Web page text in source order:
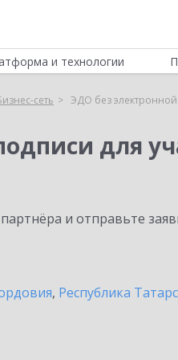
и технологии
сеть ЭДО без электронной
для
и отправьте
, Республика